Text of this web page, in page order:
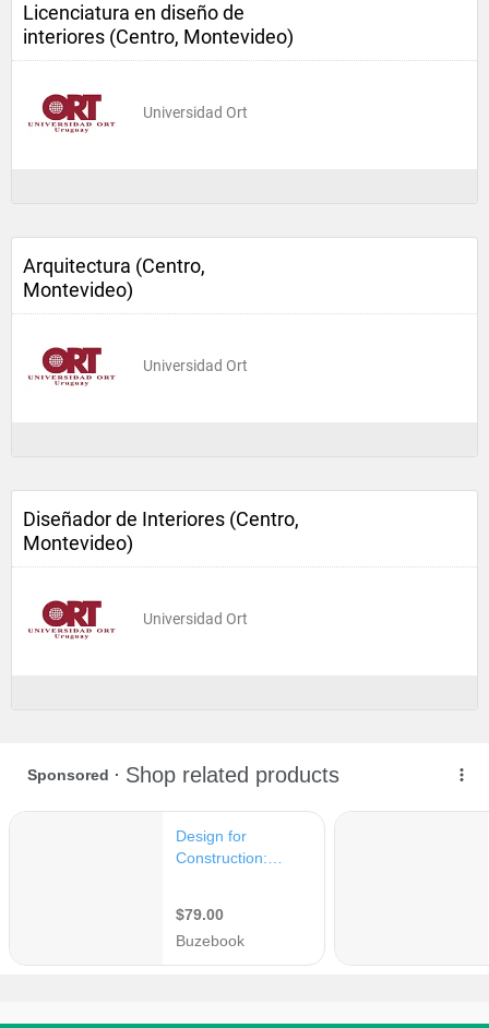
Licenciatura en diseño de
interiores (Centro, Montevideo)
Universidad Ort
Arquitectura (Centro,
Montevideo)
Universidad Ort
Diseñador de Interiores (Centro,
Montevideo)
Universidad Ort